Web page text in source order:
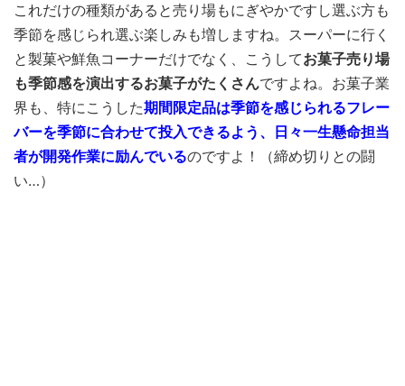
これだけの種類があると売り場もにぎやかですし選ぶ方も
季節を感じられ選ぶ楽しみも増しますね。スーパーに行く
と製菓や鮮魚コーナーだけでなく、こうしてお菓子売り場
も季節感を演出するお菓子がたくさんですよね。お菓子業
界も、特にこうした期間限定品は季節を感じられるフレー
バーを季節に合わせて投入できるよう、日々一生懸命担当
者が開発作業に励んでいるのですよ！（締め切りとの闘
い…）